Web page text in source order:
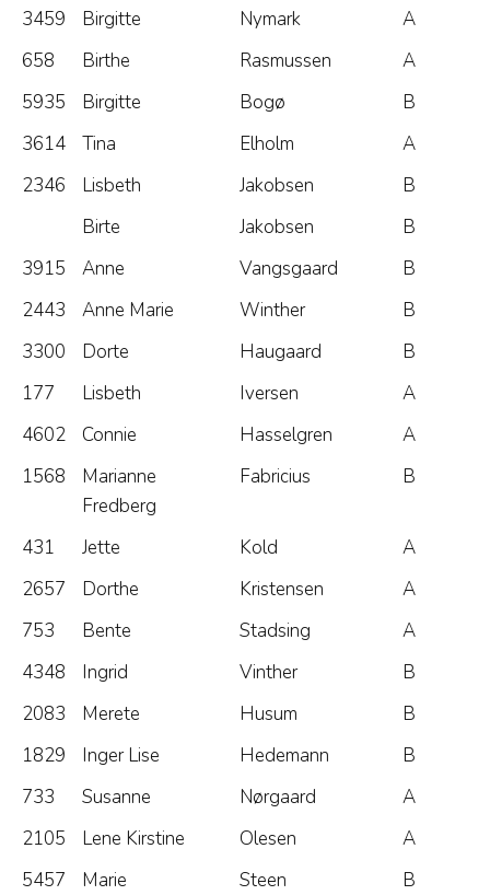
3459
Birgitte Nymark
A
658
Birthe Rasmussen
A
5935
Birgitte Bogø
B
3614
Tina Elholm
A
2346
Lisbeth Jakobsen
B
Birte
Jakobsen
B
3915
Anne Vangsgaard
B
2443
Anne Marie Winther
B
3300
Dorte Haugaard
B
177
Lisbeth Iversen
A
4602
Connie Hasselgren
A
1568
Marianne
Fredberg
Fabricius B
431 Jette Kold
A
2657
Dorthe Kristensen
A
753
Bente Stadsing
A
4348
Ingrid Vinther
B
2083
Merete Husum
B
1829
Inger Lise Hedemann
B
733
Susanne Nørgaard
A
2105
Lene Kirstine Olesen
A
5457
Marie Steen
B